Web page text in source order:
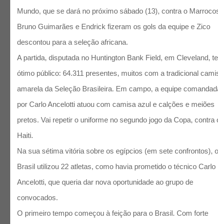
Mundo, que se dará no próximo sábado (13), contra o
Bruno Guimarães e Endrick fizeram os gols da equipe e Zico
descontou para a seleção africana.
A partida, disputada no Huntington Bank Field, em Cleveland,
ótimo público: 64.311 presentes, muitos com a tradicional
amarela da Seleção Brasileira. Em campo, a equipe
por Carlo Ancelotti atuou com camisa azul e calções e meiões
pretos. Vai repetir o uniforme no segundo jogo da Copa, contra
Haiti.
Na sua sétima vitória sobre os egípcios (em sete confrontos),
Brasil utilizou 22 atletas, como havia prometido o técnico Carlo
Ancelotti, que queria dar nova oportunidade ao grupo de
convocados.
O primeiro tempo começou à feição para o Brasil. Com forte